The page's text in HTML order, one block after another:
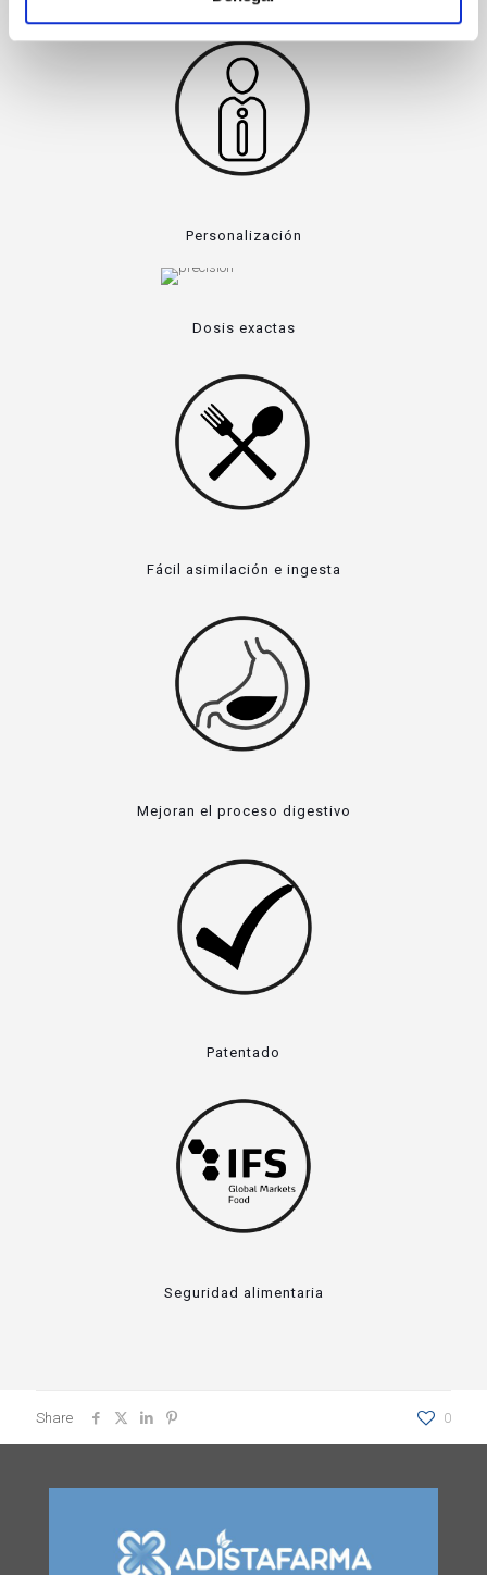
Personalización
Dosis exactas
Fácil asimilación e ingesta
Mejoran el proceso digestivo
Patentado
Seguridad alimentaria
Share 0